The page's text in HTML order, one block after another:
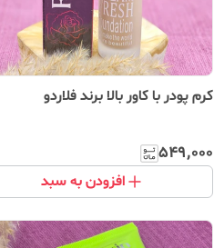
کرم پودر با کاور بالا برند فلاردو
۵۴۹٬۰۰۰
افزودن به سبد